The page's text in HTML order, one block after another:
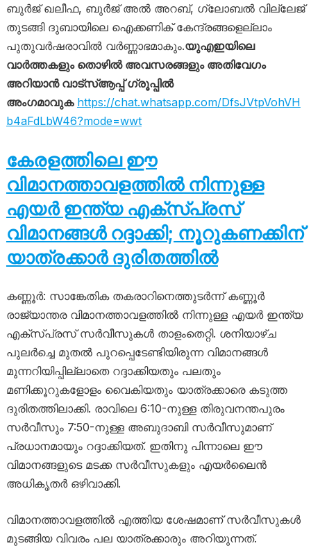
ബുർജ് ഖലീഫ, ബുർജ് അൽ അറബ്, ഗ്ലോബൽ വില്ലേജ്
തുടങ്ങി ദുബായിലെ ഐക്കണിക് കേന്ദ്രങ്ങളെല്ലാം
പുതുവർഷരാവിൽ വർണ്ണാഭമാകും.യുഎഇയിലെ
വാർത്തകളും തൊഴിൽ അവസരങ്ങളും അതിവേഗം
അറിയാൻ വാട്സ്ആപ്പ് ഗ്രൂപ്പിൽ
അംഗമാവുക https://chat.whatsapp.com/DfsJVtpVohVH
b4aFdLbW46?mode=wwt
കേരളത്തിലെ ഈ
വിമാനത്താവളത്തിൽ നിന്നുള്ള
എയർ ഇന്ത്യ എക്സ്പ്രസ്
വിമാനങ്ങൾ റദ്ദാക്കി; നൂറുകണക്കിന്
യാത്രക്കാർ ദുരിതത്തിൽ
കണ്ണൂർ: സാങ്കേതിക തകരാറിനെത്തുടർന്ന് കണ്ണൂർ
രാജ്യാന്തര വിമാനത്താവളത്തിൽ നിന്നുള്ള എയർ ഇന്ത്യ
എക്സ്പ്രസ് സർവീസുകൾ താളംതെറ്റി. ശനിയാഴ്ച
പുലർച്ചെ മുതൽ പുറപ്പെടേണ്ടിയിരുന്ന വിമാനങ്ങൾ
മുന്നറിയിപ്പില്ലാതെ റദ്ദാക്കിയതും പലതും
മണിക്കൂറുകളോളം വൈകിയതും യാത്രക്കാരെ കടുത്ത
ദുരിതത്തിലാക്കി. രാവിലെ 6:10-നുള്ള തിരുവനന്തപുരം
സർവീസും 7:50-നുള്ള അബുദാബി സർവീസുമാണ്
പ്രധാനമായും റദ്ദാക്കിയത്. ഇതിനു പിന്നാലെ ഈ
വിമാനങ്ങളുടെ മടക്ക സർവീസുകളും എയർലൈൻ
അധികൃതർ ഒഴിവാക്കി.
വിമാനത്താവളത്തിൽ എത്തിയ ശേഷമാണ് സർവീസുകൾ
മുടങ്ങിയ വിവരം പല യാത്രക്കാരും അറിയുന്നത്.